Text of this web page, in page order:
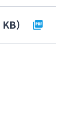
）